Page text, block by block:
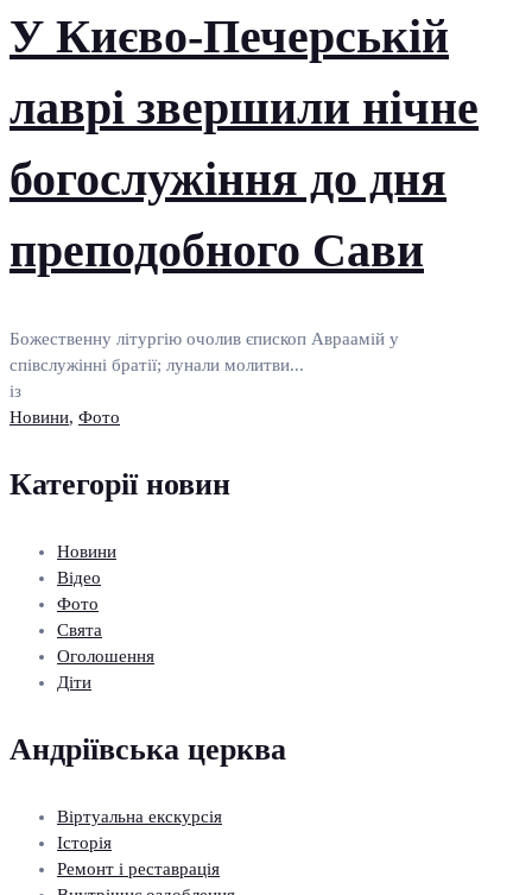
У Києво-Печерській
лаврі звершили нічне
богослужіння до дня
преподобного Сави
Божественну літургію очолив єпископ Авраамій у
співслужінні братії; лунали молитви...
із
Новини, Фото
Категорії новин
Новини
Відео
Фото
Свята
Оголошення
Діти
Андріївська церква
Віртуальна екскурсія
Історія
Ремонт і реставрація